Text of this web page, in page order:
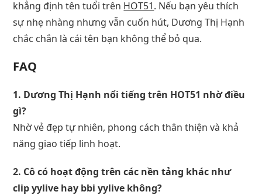
khẳng định tên tuổi trên HOT51. Nếu bạn yêu thích
sự nhẹ nhàng nhưng vẫn cuốn hút, Dương Thị Hạnh
chắc chắn là cái tên bạn không thể bỏ qua.
FAQ
1. Dương Thị Hạnh nổi tiếng trên HOT51 nhờ điều
gì?
Nhờ vẻ đẹp tự nhiên, phong cách thân thiện và khả
năng giao tiếp linh hoạt.
2. Cô có hoạt động trên các nền tảng khác như
clip yylive hay bbi yylive không?